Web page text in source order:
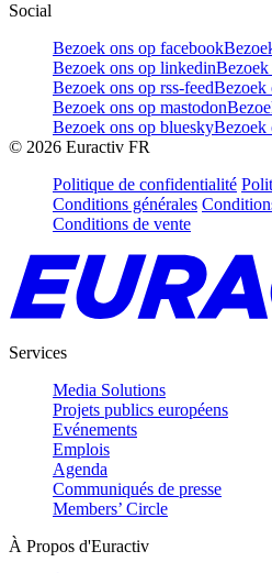
Social
Bezoek ons op facebook
Bezoek ons op linkedin
Bezoek ons op rss-feedBezoek
Bezoek ons op mastodon
Bezoek ons op blueskyBezoek
© 2026 Euractiv FR
Politique de confidentialité
Conditions générales
Conditions de vente
Services
Media Solutions
Projets publics européens
Evénements
Emplois
Agenda
Communiqués de presse
Members’ Circle
À Propos d'Euractiv